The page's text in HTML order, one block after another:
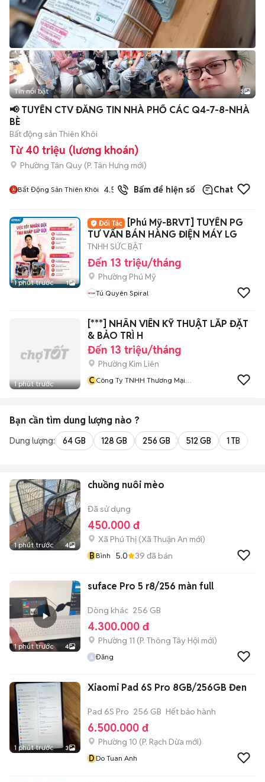
Tin nổi bật 3
📢 TUYỂN CTV ĐĂNG TIN NHÀ PHỐ CÁC Q4-7-8-NHÀ
BÈ
Bất động sản Thiên Khôi
Từ 40 triệu (lương khoán)
Phường Tân Quy (P. Tân Hưng mới)
Bất Động Sản Thiên Khôi 4.5 Bấm để hiện số Chat
1 phút trước 1
[Phú Mỹ-BRVT] TUYỂN PG
TƯ VẤN BÁN HÀNG ĐIỆN MÁY LG
TNHH SỨC BẬT
Đến 13 triệu/tháng
Phường Phú Mỹ
Tú Quyên Spiral
1 phút trước
[***] NHÂN VIÊN KỸ THUẬT LẮP ĐẶT
& BẢO TRÌ H
Đến 13 triệu/tháng
Phường Kim Liên
CCông Ty TNHH Thương Mại
Bạn cần tìm dung lượng nào ?
Dung lượng: 64 GB 128 GB 256 GB 512 GB 1 TB
1 phút trước 4
chuồng nuôi mèo
Đã sử dụng
450.000 đ
Xã Phú Thị (Xã Thuận An mới)
BBình 5.0 39 đã bán
1 phút trước 4
suface Pro 5 r8/256 màn full
Dòng khác 256 GB
4.300.000 đ
Phường 11 (P. Thông Tây Hội mới)
Đăng
1 phút trước 3
Xiaomi Pad 6S Pro 8GB/256GB Đen
Pad 6S Pro 256 GB Hết bảo hành
6.500.000 đ
Phường 10 (P. Rạch Dừa mới)
DDo Tuan Anh